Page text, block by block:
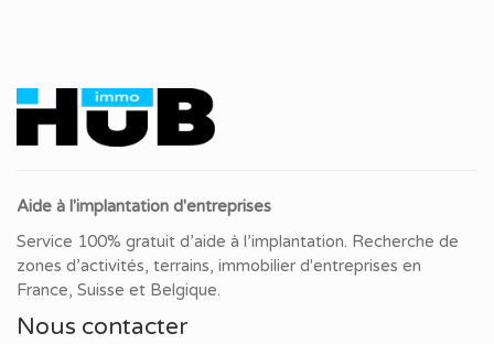
Aide à l'implantation d'entreprises
Service 100% gratuit d’aide à l’implantation. Recherche de
zones d’activités, terrains, immobilier d'entreprises en
France, Suisse et Belgique.
Nous contacter